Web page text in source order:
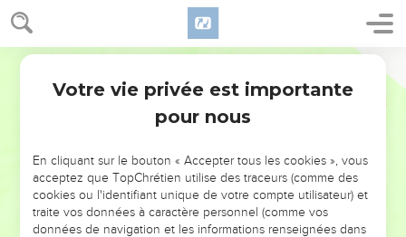
NE MANQUEZ PAS L’ÉVÉNEMENT
DE L’ANNÉE !
ET SI LEURS ERREURS POUVAIENT VOUS ÉVITER LES
VOTRES ?
Votre vie privée est importante
pour nous
En cliquant sur le bouton « Accepter tous les cookies », vous
acceptez que TopChrétien utilise des traceurs (comme des
cookies ou l'identifiant unique de votre compte utilisateur) et
traite vos données à caractère personnel (comme vos
données de navigation et les informations renseignées dans